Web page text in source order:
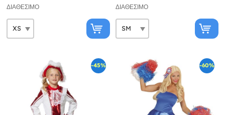
ΔΙΑΘΈΣΙΜΟ ΔΙΑΘΈΣΙΜΟ
-45% -60%